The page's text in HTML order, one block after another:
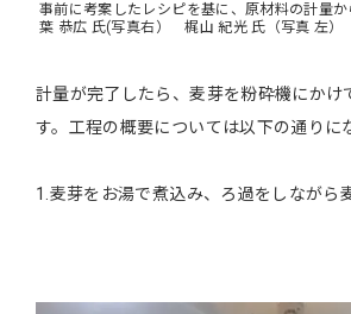
事前に考案したレシピを基に、原材料の計量
葉 恭広 氏(写真右） 梶山 紀光 氏（写真 左）
計量が完了したら、麦芽を粉砕機にかけ
す。工程の概要については以下の通りに
1.麦芽をお湯で煮込み、ろ過をしながら